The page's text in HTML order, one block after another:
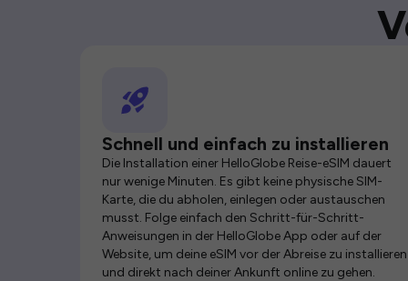
Schnell und einfach zu installieren
Die Installation einer HelloGlobe Reise-eSIM dauert
nur wenige Minuten. Es gibt keine physische SIM-
Karte, die du abholen, einlegen oder austauschen
musst. Folge einfach den Schritt-für-Schritt-
Anweisungen in der HelloGlobe App oder auf der
Website, um deine eSIM vor der Abreise zu installieren
und direkt nach deiner Ankunft online zu gehen.